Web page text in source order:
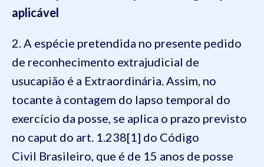
aplicável
2. A espécie pretendida no presente pedido
de reconhecimento extrajudicial de
usucapião é a Extraordinária. Assim, no
tocante à contagem do lapso temporal do
exercício da posse, se aplica o prazo previsto
no caput do art. 1.238[1] do Código
Civil Brasileiro, que é de 15 anos de posse